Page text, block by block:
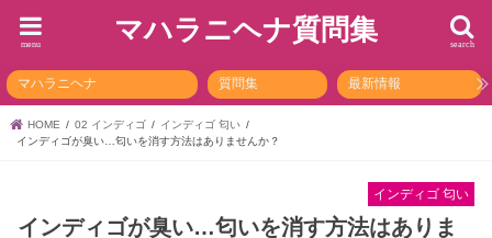
マハラニヘナ質問集 search
menu
マハラニヘナ 質問集 最新情報
HOME 02 インディゴ
インディゴ 匂い
インディゴが臭い…匂いを消す方法はありませんか？
インディゴ 匂い
インディゴが臭い…匂いを消す方法はありま